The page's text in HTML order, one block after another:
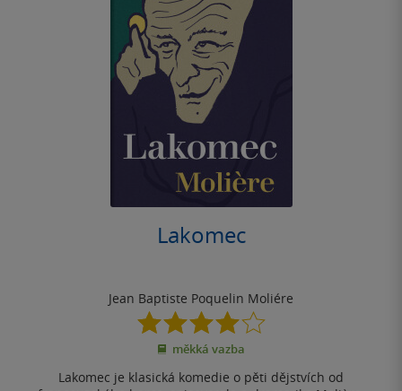
Lakomec
Jean Baptiste Poquelin Moliére
4.0
z
5
měkká vazba
Lakomec je klasická komedie o pěti dějstvích od